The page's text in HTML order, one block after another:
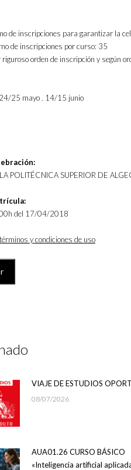
de inscripciones para garantizar la
de inscripciones por curso: 35
orden de inscripción y según
25 mayo . 14/15 junio
POLITÉCNICA SUPERIOR DE
del 17/04/2018
términos y condiciones de uso
VIAJE DE ESTUDIOS
08/07/2026
AUA01.26 CURSO BÁSICO
«Inteligencia artificial